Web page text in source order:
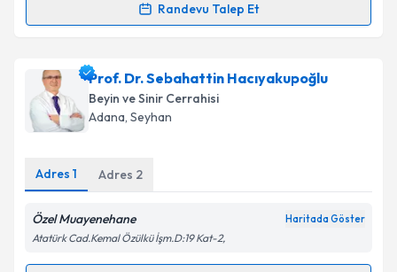
Randevu Talep Et
takvim hazırlandığında e-posta ile bilgilendireceğiz.
E-posta Adresiniz
Metni'ni okudum ve kişisel verilerimin belirtilen
kapsamda işlenmesini kabul ediyorum.
Prof. Dr. Sebahattin Hacıyakupoğlu
Beyin ve Sinir Cerrahisi
Adana, Seyhan
Adres 1 Adres 2
Özel Muayenehane Haritada Göster
Atatürk Cad.Kemal Özülkü İşm.D:19 Kat-2,